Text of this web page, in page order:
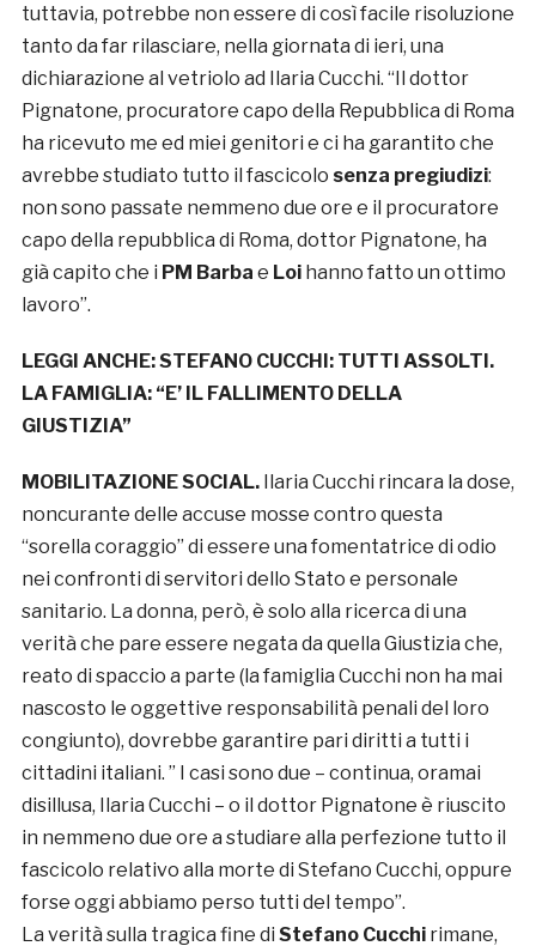
tuttavia, potrebbe non essere di così facile risoluzione
tanto da far rilasciare, nella giornata di ieri, una
dichiarazione al vetriolo ad Ilaria Cucchi. “Il dottor
Pignatone, procuratore capo della Repubblica di Roma
ha ricevuto me ed miei genitori e ci ha garantito che
avrebbe studiato tutto il fascicolo senza pregiudizi:
non sono passate nemmeno due ore e il procuratore
capo della repubblica di Roma, dottor Pignatone, ha
già capito che i PM Barba e Loihanno fatto un ottimo
lavoro”.
LEGGI ANCHE:STEFANO CUCCHI: TUTTI ASSOLTI.
LA FAMIGLIA: “E’ IL FALLIMENTO DELLA
GIUSTIZIA”
MOBILITAZIONE SOCIAL.Ilaria Cucchi rincara la dose,
noncurante delle accuse mosse contro questa
“sorella coraggio” di essere una fomentatrice di odio
nei confronti di servitori dello Stato e personale
sanitario. La donna, però, è solo alla ricerca di una
verità che pare essere negata da quella Giustizia che,
reato di spaccio a parte (la famiglia Cucchi non ha mai
nascosto le oggettive responsabilità penali del loro
congiunto), dovrebbe garantire pari diritti a tutti i
cittadini italiani. ” I casi sono due – continua, oramai
disillusa, Ilaria Cucchi – o il dottor Pignatone è riuscito
in nemmeno due ore a studiare alla perfezione tutto il
fascicolo relativo alla morte di Stefano Cucchi, oppure
forse oggi abbiamo perso tutti del tempo”.
La verità sulla tragica fine di Stefano Cucchirimane,